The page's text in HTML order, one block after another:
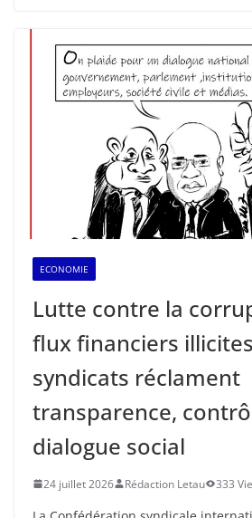
ECONOMIE
Lutte contre la
flux financiers
syndicats réclament
transparence,
dialogue social
24 juillet 2026 Rédaction Letau 333